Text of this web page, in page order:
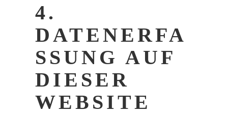
4.
DATENERFA
SSUNG AUF
DIESER
WEBSITE